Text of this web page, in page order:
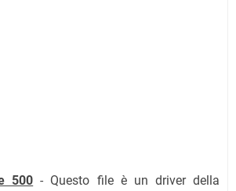
500 - Questo file è un driver della